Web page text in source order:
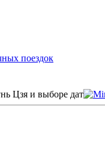
поездок
Цзя и выборе дат